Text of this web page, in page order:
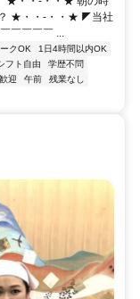
？ ★・・-・・★ ◤当社
￣￣￣￣ ...
クOK
1日4時間以内OK
フト自由
学歴不問
迎 午前
残業なし